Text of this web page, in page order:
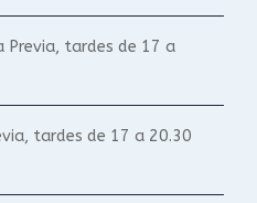
Previa, tardes de 17 a
tardes de 17 a 20.30